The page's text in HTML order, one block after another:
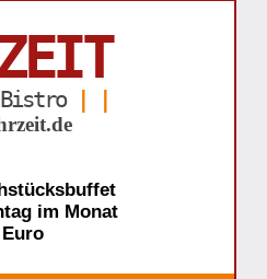
| |
im Monat